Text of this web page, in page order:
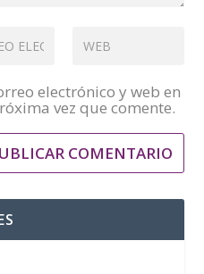
electrónico y web en
vez que comente.